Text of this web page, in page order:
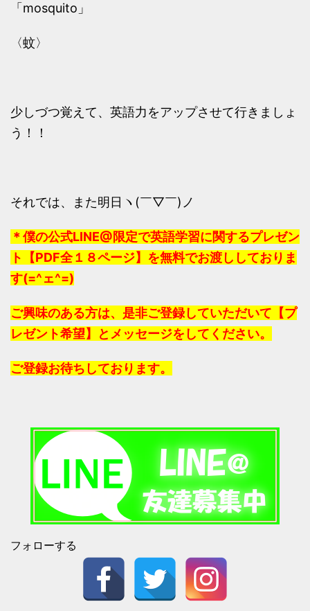
「mosquito」
〈蚊〉
少しづつ覚えて、英語力をアップさせて行きましょ
う！！
それでは、また明日ヽ(￣▽￣)ノ
＊僕の公式LINE@限定で英語学習に関するプレゼン
ト【PDF全１８ページ】を無料でお渡ししておりま
す(=^ェ^=)
ご興味のある方は、是非ご登録していただいて【プ
レゼント希望】とメッセージをしてください。
ご登録お待ちしております。
フォローする